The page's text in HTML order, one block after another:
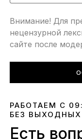
Внимание! Для
нецензурной
сайте после
РАБОТАЕМ С
БЕЗ ВЫХОДНЫХ
Есть